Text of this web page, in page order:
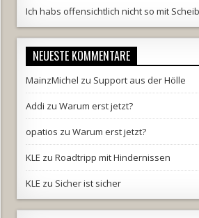
Ich habs offensichtlich nicht so mit
NEUESTE KOMMENTARE
MainzMichel zu Support aus der Hölle
Addi zu Warum erst jetzt?
opatios zu Warum erst jetzt?
KLE zu Roadtripp mit Hindernissen
KLE zu Sicher ist sicher